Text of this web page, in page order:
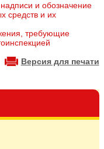
и обозначение
средств и их
требующие
Версия для печати